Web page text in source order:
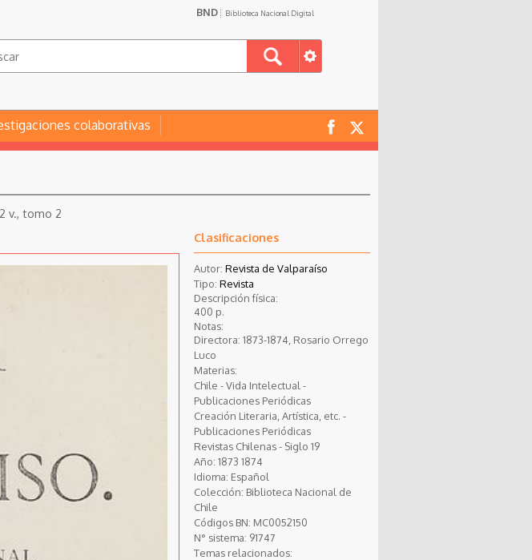
BND Biblioteca Nacional Digital
colaborativas
v., tomo 2
Clasificaciones
Autor: Revista de Valparaíso
Tipo: Revista
Descripción física:
400 p.
Notas:
Directora: 1873-1874, Rosario Orrego
Luco
Materias:
Chile - Vida Intelectual -
Publicaciones Periódicas
Creación Literaria, Artística, etc. -
Publicaciones Periódicas
Revistas Chilenas - Siglo 19
Año: 1873 1874
Idioma: Español
Colección: Biblioteca Nacional de
Chile
Códigos BN: MC0052150
N° sistema: 91747
Temas relacionados: